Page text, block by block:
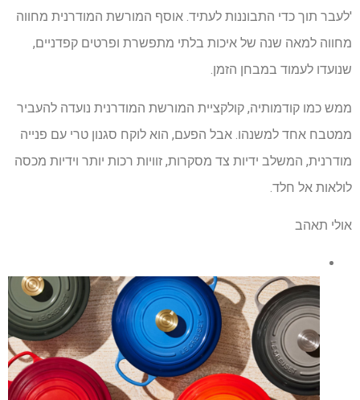
'לעבר תוך כדי התבוננות לעתיד. אוסף המורשת המודרנית מחווה
מחווה למאה שנה של איכות בלתי מתפשרת ופרטים קפדניים,
שנועדו לעמוד במבחן הזמן.
ממש כמו קודמותיה, קולקציית המורשת המודרנית נועדה להעביר
ממטבח אחד למשנהו. אבל הפעם, הוא לוקח סגנון טרי עם פנייה
מודרנית, המשלב ידיות צד מסקרות, זוויות רכות יותר וידיות מכסה
לולאות אל חלד.
אולי תאהב